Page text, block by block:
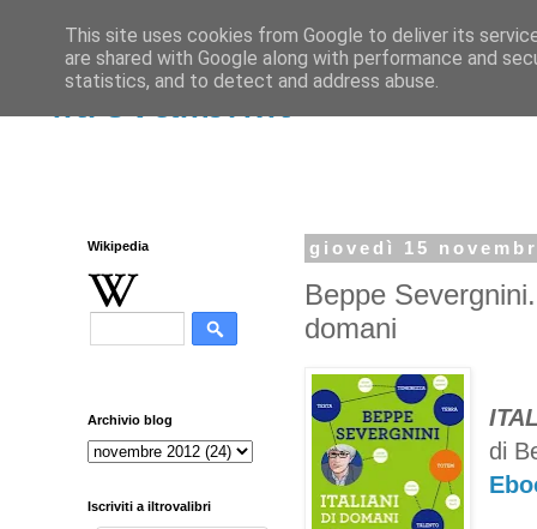
iltrovalibri.it
giovedì 15
Beppe
domani
di
Wikipedia
Archivio blog
Iscriviti a iltrovalibri
This site uses cookies from Google to deliver its
are shared with Google along with performance and
statistics, and to detect and address abuse.